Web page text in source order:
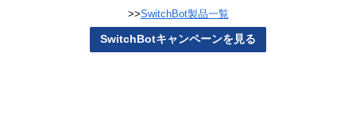
>>SwitchBot製品一覧
SwitchBotキャンペーンを見る